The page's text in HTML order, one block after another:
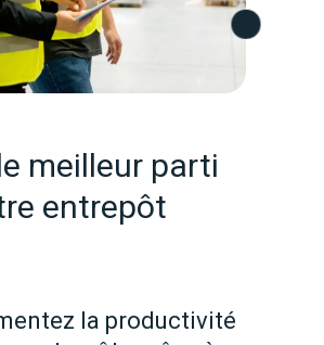
meilleur parti
entrepôt
la productivité